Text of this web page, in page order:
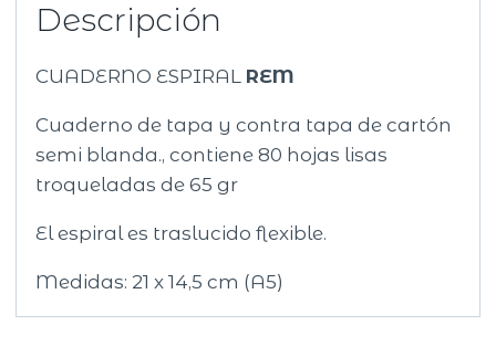
Descripción
CUADERNO ESPIRAL REM
Cuaderno de tapa y contra tapa de cartón
semi blanda., contiene 80 hojas lisas
troqueladas de 65 gr
El espiral es traslucido flexible.
Medidas: 21 x 14,5 cm (A5)